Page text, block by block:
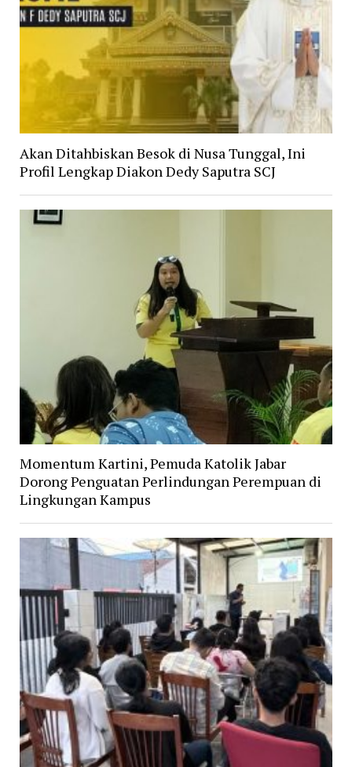
Akan Ditahbiskan Besok di Nusa Tunggal, Ini
Profil Lengkap Diakon Dedy Saputra SCJ
Momentum Kartini, Pemuda Katolik Jabar
Dorong Penguatan Perlindungan Perempuan di
Lingkungan Kampus